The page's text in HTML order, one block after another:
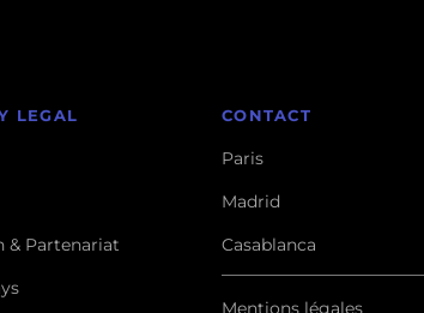
LEGAL
& Partenariat
CONTACT
Paris
Madrid
Casablanca
Mentions légales